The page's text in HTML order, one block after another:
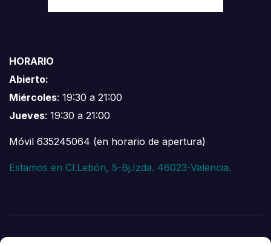
HORARIO
Abierto:
Miércoles: 19:30 a 21:00
Jueves: 19:30 a 21:00
Móvil 635245064 (en horario de apertura)
Estamos en Cl.Lebón, 5-Bj.Izda. 46023-Valencia.